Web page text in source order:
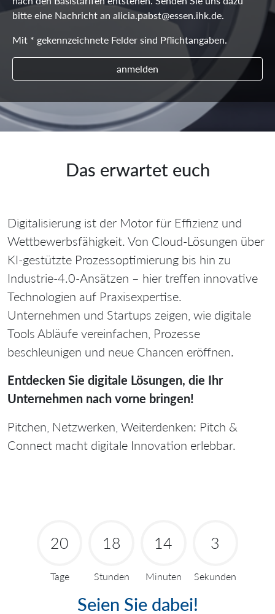
bitte eine Nachricht an alicia.pabst@essen.ihk.de.
Mit * gekennzeichnete Felder sind Pflichtangaben.
anmelden
Das erwartet euch
Digitalisierung ist der Motor für Effizienz und
Wettbewerbsfähigkeit. Von Cloud‑Lösungen über
KI‑gestützte Prozessoptimierung bis hin zu
Industrie‑4.0‑Ansätzen – hier treffen innovative
Technologien auf Praxisexpertise.
Unternehmen und Startups zeigen, wie digitale
Tools Abläufe vereinfachen, Prozesse
beschleunigen und neue Chancen eröffnen.
Entdecken Sie digitale Lösungen, die Ihr
Unternehmen nach vorne bringen!
Pitchen, Netzwerken, Weiterdenken: Pitch &
Connect macht digitale Innovation erlebbar.
20
Tage
18
Stunden
14
Minuten
3
Sekunden
Seien Sie dabei!